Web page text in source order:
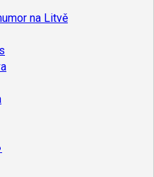
na Litvě